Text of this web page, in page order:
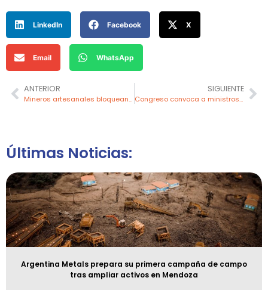
LinkedIn Facebook X
Email WhatsApp
ANTERIOR
Mineros artesanales bloquean la Panamericana Sur en demanda de la extensión del Reinfo
SIGUIENTE
Congreso convoca a ministros y aprueba iniciativas clave para Petroperú, energía nuclear y canon petrolero
Últimas Noticias:
Argentina Metals prepara su primera campaña de campo
tras ampliar activos en Mendoza